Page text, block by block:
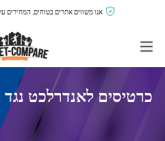
אנו משווים אתרים בטוחים, המחירים
כרטיסים לאנדרלכט נגד